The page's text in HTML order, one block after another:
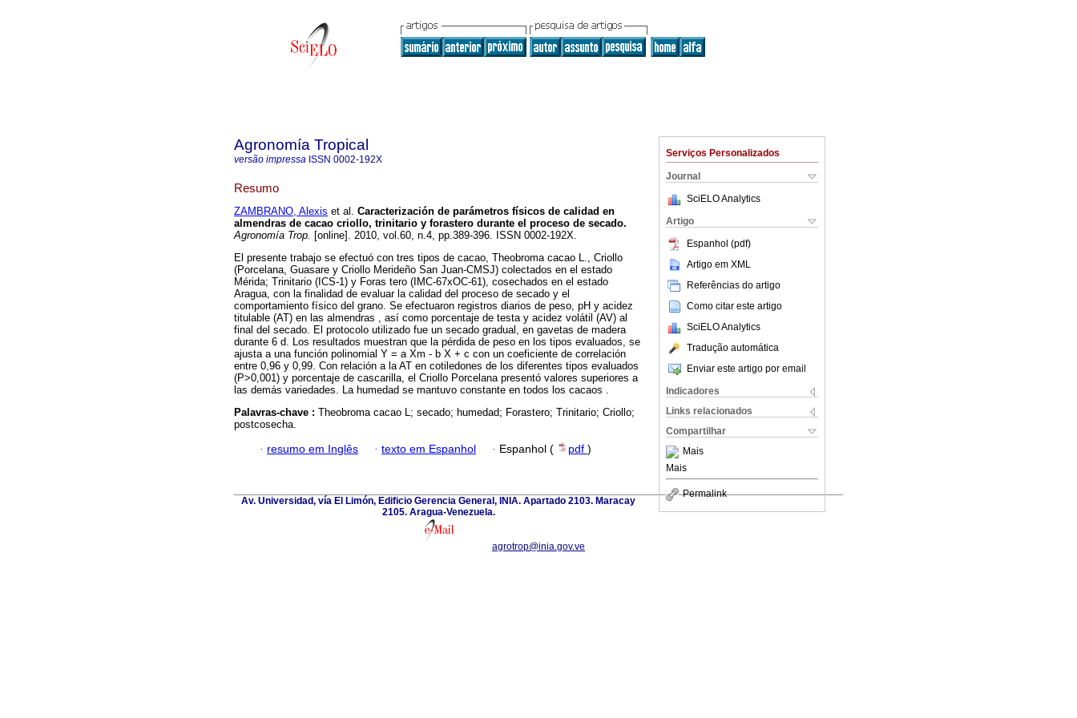
Serviços Personalizados
Journal
SciELO Analytics
Artigo
Espanhol (pdf)
Artigo em XML
Referências do artigo
Como citar este artigo
SciELO Analytics
Tradução automática
Enviar este artigo por email
Indicadores
Links relacionados
Compartilhar
Mais
Mais
Permalink
Agronomía Tropical
versão impressa ISSN 0002-192X
Resumo
ZAMBRANO, Alexis et al. Caracterización de parámetros físicos de calidad en
almendras de cacao criollo, trinitario y forastero durante el proceso de secado.
Agronomía Trop. [online]. 2010, vol.60, n.4, pp.389-396. ISSN 0002-192X.
El presente trabajo se efectuó con tres tipos de cacao, Theobroma cacao L., Criollo
(Porcelana, Guasare y Criollo Merideño San Juan-CMSJ) colectados en el estado
Mérida; Trinitario (ICS-1) y Foras tero (IMC-67xOC-61), cosechados en el estado
Aragua, con la finalidad de evaluar la calidad del proceso de secado y el
comportamiento físico del grano. Se efectuaron registros diarios de peso, pH y acidez
titulable (AT) en las almendras , así como porcentaje de testa y acidez volátil (AV) al
final del secado. El protocolo utilizado fue un secado gradual, en gavetas de madera
durante 6 d. Los resultados muestran que la pérdida de peso en los tipos evaluados, se
ajusta a una función polinomial Y = a Xm - b X + c con un coeficiente de correlación
entre 0,96 y 0,99. Con relación a la AT en cotiledones de los diferentes tipos evaluados
(P>0,001) y porcentaje de cascarilla, el Criollo Porcelana presentó valores superiores a
las demás variedades. La humedad se mantuvo constante en todos los cacaos .
Palavras-chave : Theobroma cacao L; secado; humedad; Forastero; Trinitario; Criollo;
postcosecha.
· resumo em Inglês · texto em Espanhol · Espanhol ( pdf )
Av. Universidad, vía El Limón, Edificio Gerencia General, INIA. Apartado 2103. Maracay
2105. Aragua-Venezuela.
agrotrop@inia.gov.ve